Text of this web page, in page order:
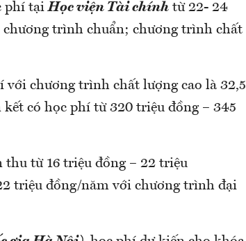
phí tạiHọc viện Tài chính từ 22- 24
trình chuẩn; chương trình chất
với chương trình chất lượng cao là 32,5
có học phí từ 320 triệu đồng – 345
thu từ 16 triệu đồng – 22 triệu
triệu đồng/năm với chương trình đại